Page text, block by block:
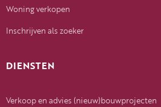
Woning verkopen
Inschrijven als zoeker
DIENSTEN
Verkoop en advies (nieuw)bouwprojecten